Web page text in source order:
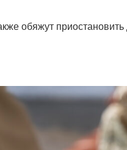
обяжут приостановить